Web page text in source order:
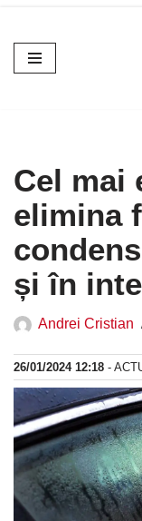
Sari
la
Cel mai
elimina
și în
Andrei Cristian
26/01/2024 12:18 -